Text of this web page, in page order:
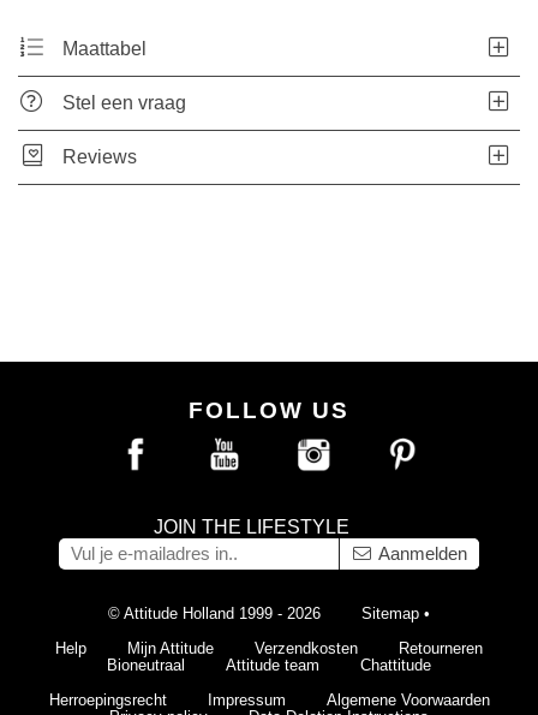
Maattabel
Stel een vraag
Reviews
FOLLOW US
JOIN THE LIFESTYLE
Aanmelden
© Attitude Holland 1999 - 2026 Sitemap •
Help
Mijn Attitude Verzendkosten
Retourneren
Bioneutraal
Attitude team
Chattitude
Herroepingsrecht
Impressum
Algemene Voorwaarden